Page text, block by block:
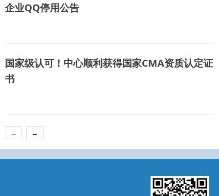
企业QQ停用公告
国家级认可！中心顺利获得国家CMA资质认定证
书
← →